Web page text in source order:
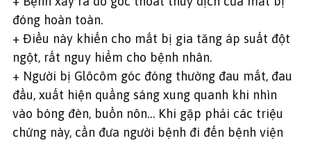
đóng hoàn toàn.
+ Điều này khiến cho mắt bị gia tăng áp suất đột
ngột, rất nguy hiểm cho bệnh nhân.
+ Người bị Glôcôm góc đóng thường đau mắt, đau
đầu, xuất hiện quầng sáng xung quanh khi nhìn
vào bóng đèn, buồn nôn… Khi gặp phải các triệu
chứng này, cần đưa người bệnh đi đến bệnh viện